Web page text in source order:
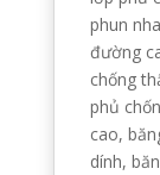
phun
đường
chống
phủ
cao,
dính,